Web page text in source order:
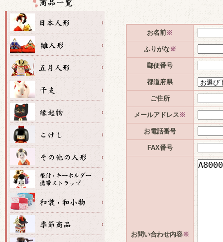
お名前※
ふりがな※
郵便番号
都道府県
ご住所
メールアドレス ※
お電話番号
FAX番号
お問い合わせ内容※